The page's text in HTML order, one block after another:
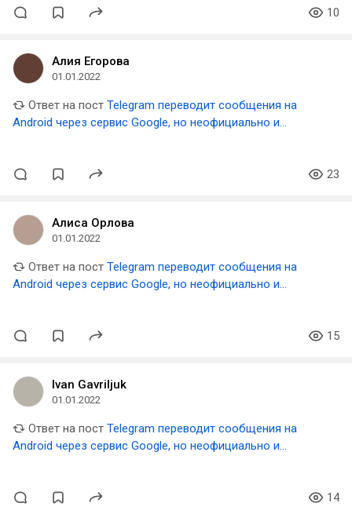
10
Алия Егорова
01.01.2022
Ответ на пост Telegram переводит сообщения на
Android через сервис Google, но неофициально и
23
Алиса Орлова
01.01.2022
Ответ на пост Telegram переводит сообщения на
Android через сервис Google, но неофициально и
15
Ivan Gavriljuk
01.01.2022
Ответ на пост Telegram переводит сообщения на
Android через сервис Google, но неофициально и
14